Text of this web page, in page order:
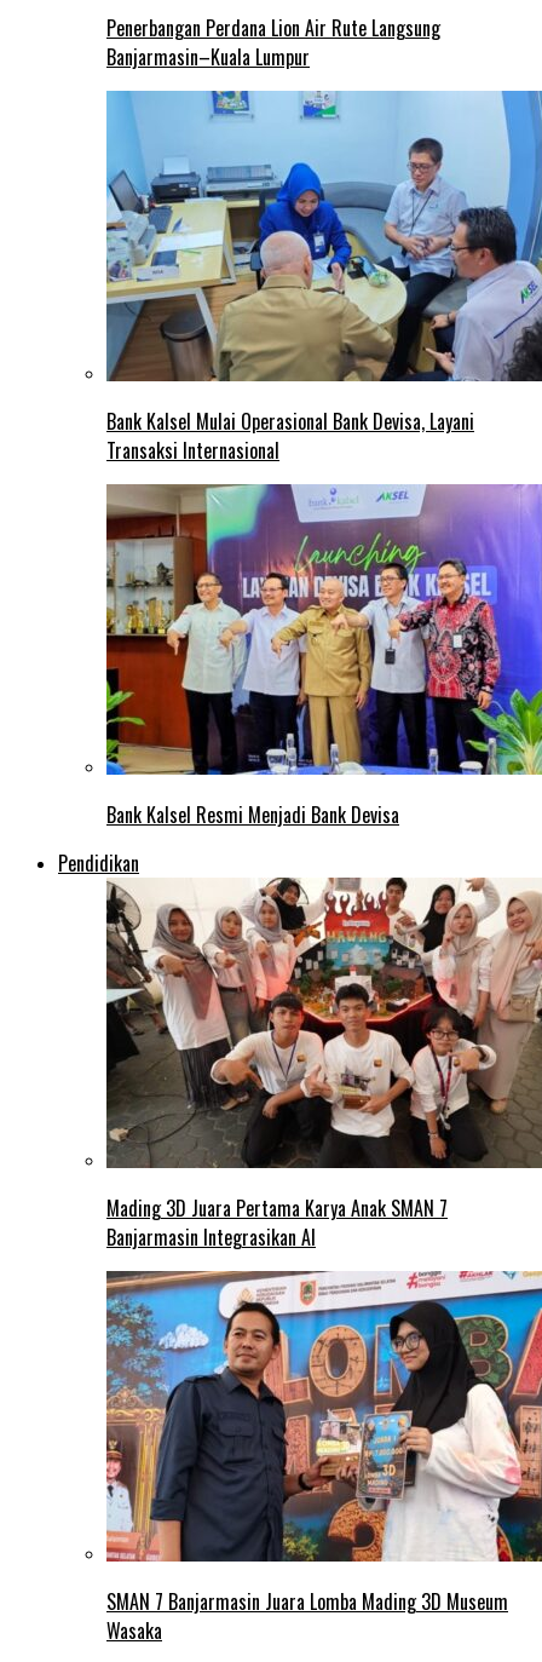
Penerbangan Perdana Lion Air Rute Langsung
Banjarmasin–Kuala Lumpur
Bank Kalsel Mulai Operasional Bank Devisa, Layani
Transaksi Internasional
Bank Kalsel Resmi Menjadi Bank Devisa
Pendidikan
Mading 3D Juara Pertama Karya Anak SMAN 7
Banjarmasin Integrasikan AI
SMAN 7 Banjarmasin Juara Lomba Mading 3D Museum
Wasaka